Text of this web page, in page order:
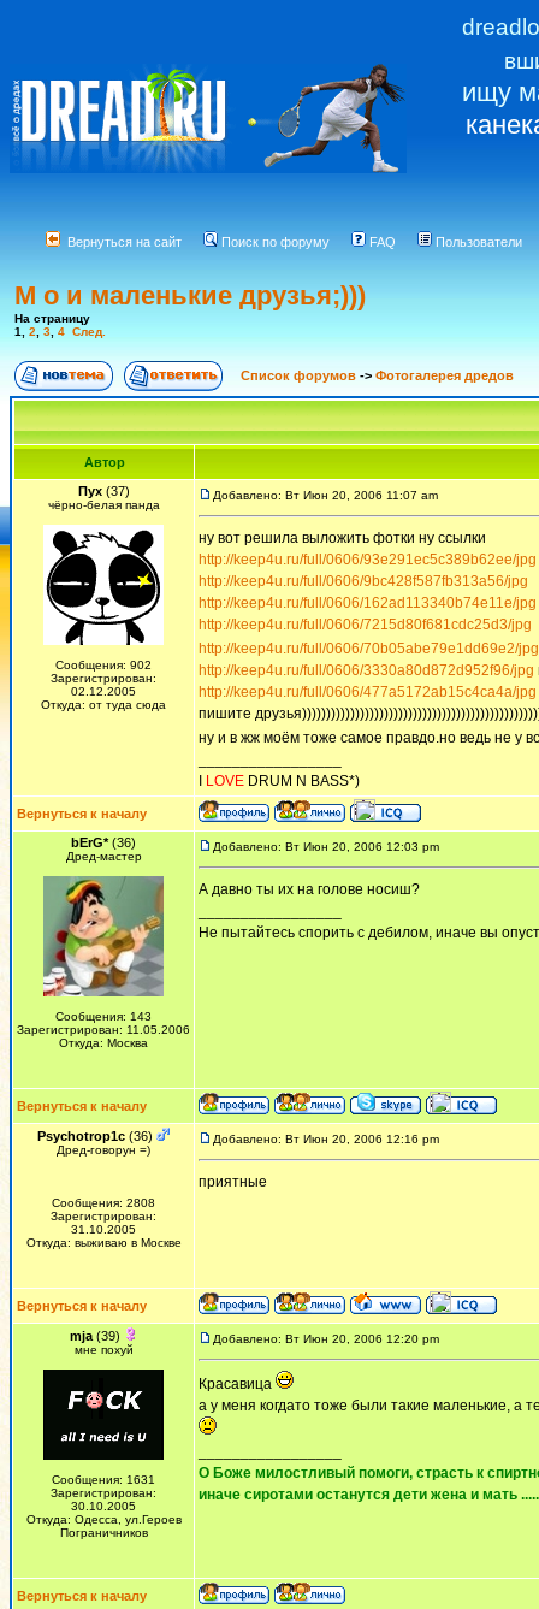
ищу
Вернуться на сайт Поиск по форуму FAQ Пользователи
М о и маленькие друзья;)))
На страницу
1
2 3 4 След.
Список форумов -> Фотогалерея дредов
Автор
Пух(37)
чёрно-белая панда
Сообщения: 902
Зарегистрирован:
02.12.2005
Откуда: от туда сюда
Добавлено: Вт Июн 20, 2006 11:07 am
ну вот решила выложить фотки ну ссылки
http://keep4u.ru/full/0606/93e291ec5c389b62ee/jpg
http://keep4u.ru/full/0606/9bc428f587fb313a56/jpg
http://keep4u.ru/full/0606/162ad113340b74e11e/jpg
http://keep4u.ru/full/0606/7215d80f681cdc25d3/jpg
http://keep4u.ru/full/0606/70b05abe79e1dd69e2/jpg
http://keep4u.ru/full/0606/3330a80d872d952f96/jpg
http://keep4u.ru/full/0606/477a5172ab15c4ca4a/jpg
пишите
ну и в жж моём тоже самое правдо.но ведь не у
LOVE DRUM N BASS*)
Вернуться к началу
bErG*(36)
Дред-мастер
Сообщения: 143
Зарегистрирован: 11.05.2006
Откуда: Москва
Добавлено: Вт Июн 20, 2006 12:03 pm
А давно ты их на голове носиш?
Не пытайтесь спорить с дебилом, иначе вы
Вернуться к началу
Psychotrop1c (36)
Дред-говорун =)
Сообщения: 2808
Зарегистрирован:
31.10.2005
Откуда: выживаю в Москве
Добавлено: Вт Июн 20, 2006 12:16 pm
приятные
Вернуться к началу
mja (39)
мне похуй
Сообщения: 1631
Зарегистрирован:
30.10.2005
Откуда: Одесса, ул.Героев
Пограничников
Добавлено: Вт Июн 20, 2006 12:20 pm
Красавица
а у меня когдато тоже были такие маленькие, а
О Боже милостливый помоги, страсть к
иначе сиротами останутся дети жена и мать
Вернуться к началу